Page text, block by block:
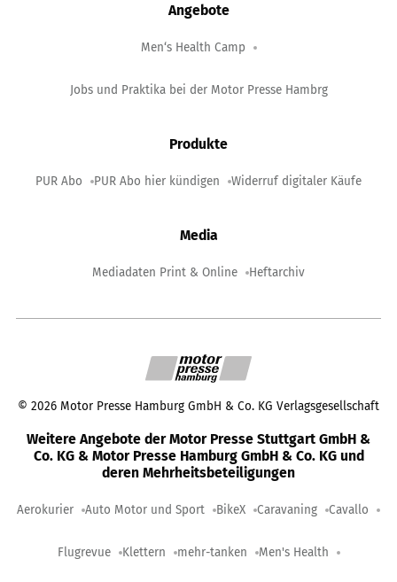
Angebote
Men‘s Health Camp
Jobs und Praktika bei der Motor Presse Hambrg
Produkte
PUR Abo PUR Abo hier kündigen Widerruf digitaler Käufe
Media
Mediadaten Print & Online Heftarchiv
© 2026 Motor Presse Hamburg GmbH & Co. KG Verlagsgesellschaft
Weitere Angebote der Motor Presse Stuttgart GmbH &
Co. KG & Motor Presse Hamburg GmbH & Co. KG und
deren Mehrheitsbeteiligungen
Aerokurier Auto Motor und Sport BikeX Caravaning Cavallo
Flugrevue Klettern mehr-tanken Men's Health